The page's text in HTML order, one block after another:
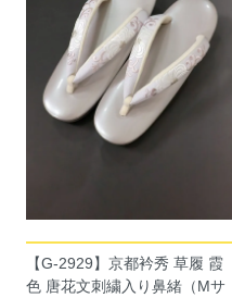
【G-2929】京都衿秀 草履 霞
色 唐花文刺繍入り鼻緒（Mサ